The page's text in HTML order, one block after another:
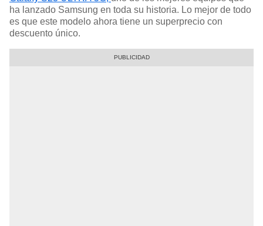
ha lanzado Samsung en toda su historia. Lo mejor de todo
es que este modelo ahora tiene un superprecio con
descuento único.